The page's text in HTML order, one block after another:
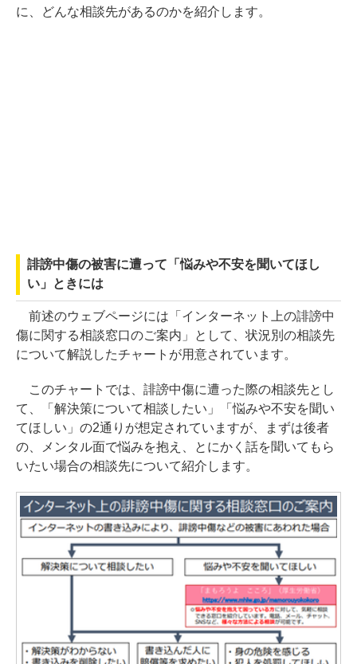
に、どんな相談先があるのかを紹介します。
誹謗中傷の被害に遭って「悩みや不安を聞いてほし
い」ときには
前述のウェブページには「インターネット上の誹謗中
傷に関する相談窓口のご案内」として、状況別の相談先
について解説したチャートが用意されています。
このチャートでは、誹謗中傷に遭った際の相談先とし
て、「解決策について相談したい」「悩みや不安を聞い
てほしい」の2通りが想定されていますが、まずは後者
の、メンタル面で悩みを抱え、とにかく話を聞いてもら
いたい場合の相談先について紹介します。